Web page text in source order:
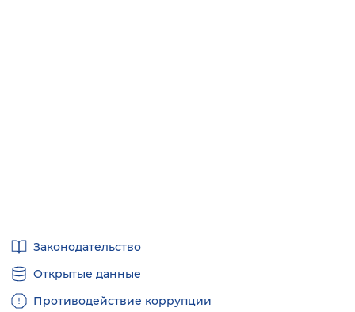
ссылкиЗаконодательство
Открытые данные
Противодействие коррупции